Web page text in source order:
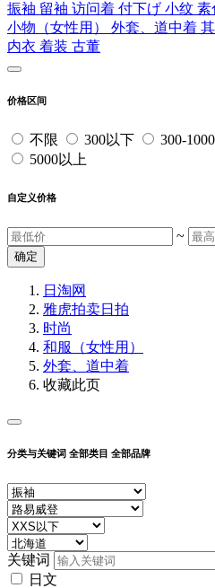
振袖 留袖 访问着 付下げ 小纹 素
小物（女性用） 外套、道中着
内衣 着装 古董
价格区间
不限 300以下 300-1000
5000以上
自定义价格
~
确定
日淘网
雅虎拍卖日拍
时尚
和服（女性用）
外套、道中着
收藏此页
分类与关键词 全部类目 全部品牌
关键词
日文